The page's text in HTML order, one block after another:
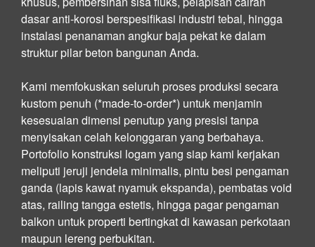
dasar anti-korosi berspesifikasi industri tebal, hingga
instalasi penanaman angkur baja pekat ke dalam
struktur pilar beton bangunan Anda.
Kami memfokuskan seluruh proses produksi secara
kustom penuh (*made-to-order*) untuk menjamin
kesesuaian dimensi penutup yang presisi tanpa
menyisakan celah kelonggaran yang berbahaya.
Portofolio konstruksi logam yang siap kami kerjakan
meliputi jeruji jendela minimalis, pintu besi pengaman
ganda (lapis kawat nyamuk ekspanda), pembatas void
atas, railing tangga estetis, hingga pagar pengaman
balkon untuk properti bertingkat di kawasan perkotaan
maupun lereng perbukitan.